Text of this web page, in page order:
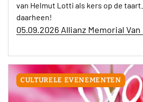
van Helmut Lotti als kers op de
daarheen!
05.09.2026 Allianz Memorial Van
CULTURELE EVENEMENTEN